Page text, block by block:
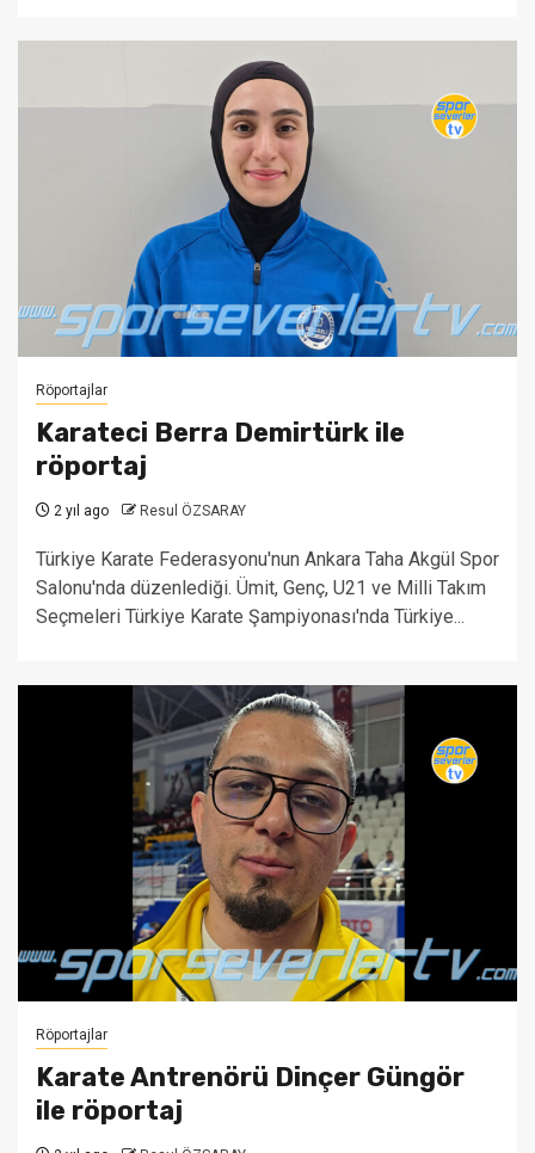
Röportajlar
Karateci Berra Demirtürk ile
röportaj
2 yıl ago Resul ÖZSARAY
Türkiye Karate Federasyonu'nun Ankara Taha Akgül Spor
Salonu'nda düzenlediği. Ümit, Genç, U21 ve Milli Takım
Seçmeleri Türkiye Karate Şampiyonası'nda Türkiye...
Röportajlar
Karate Antrenörü Dinçer Güngör
ile röportaj